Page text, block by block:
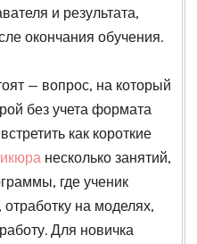
и результата,
окончания обучения.
— вопрос, на который
без учета формата
как короткие
несколько занятий,
где ученик
на моделях,
Для новичка